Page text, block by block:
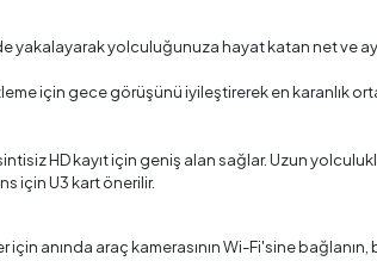
yakalayarak yolculuğunuza hayat katan net ve
için gece görüşünü iyileştirerek en karanlık
HD kayıt için geniş alan sağlar. Uzun
için U3 kart önerilir.
anında araç kamerasının Wi-Fi'sine bağlanın,